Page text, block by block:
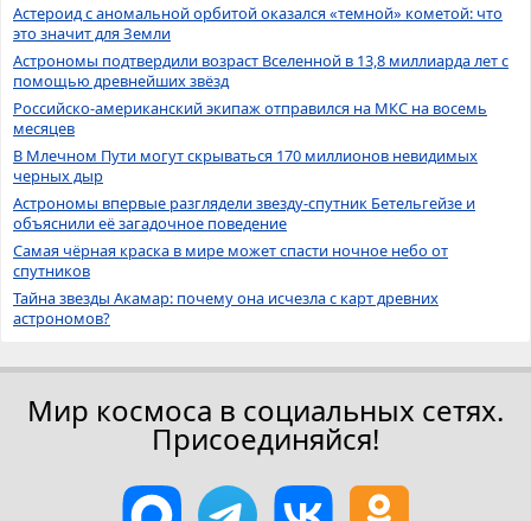
Астероид с аномальной орбитой оказался «темной» кометой: что
это значит для Земли
Астрономы подтвердили возраст Вселенной в 13,8 миллиарда лет с
помощью древнейших звёзд
Российско-американский экипаж отправился на МКС на восемь
месяцев
В Млечном Пути могут скрываться 170 миллионов невидимых
черных дыр
Астрономы впервые разглядели звезду-спутник Бетельгейзе и
объяснили её загадочное поведение
Самая чёрная краска в мире может спасти ночное небо от
спутников
Тайна звезды Акамар: почему она исчезла с карт древних
астрономов?
Мир космоса в социальных сетях.
Присоединяйся!